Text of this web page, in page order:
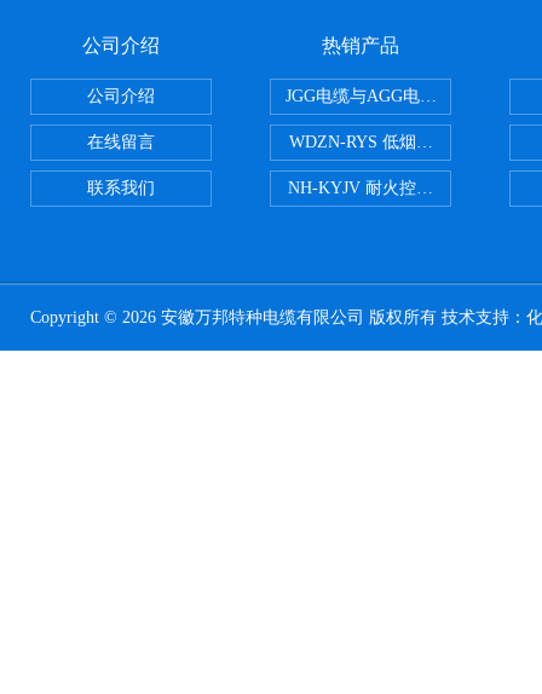
公司介绍
公司介绍
在线留言
联系我们
热销产品
JGG电缆与AGG电缆有什么区别
WDZN-RYS 低烟无卤耐火双绞线
NH-KYJV 耐火控制电缆
Copyright © 2026 安徽万邦特种电缆有限公司 版权所有 技术支持：